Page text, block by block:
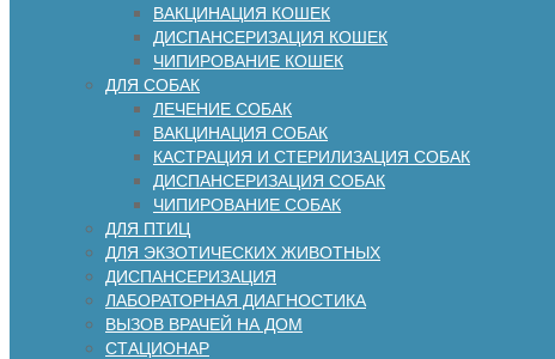
ВАКЦИНАЦИЯ КОШЕК
ДИСПАНСЕРИЗАЦИЯ КОШЕК
ЧИПИРОВАНИЕ КОШЕК
ДЛЯ СОБАК
ЛЕЧЕНИЕ СОБАК
ВАКЦИНАЦИЯ СОБАК
КАСТРАЦИЯ И СТЕРИЛИЗАЦИЯ СОБАК
ДИСПАНСЕРИЗАЦИЯ СОБАК
ЧИПИРОВАНИЕ СОБАК
ДЛЯ ПТИЦ
ДЛЯ ЭКЗОТИЧЕСКИХ ЖИВОТНЫХ
ДИСПАНСЕРИЗАЦИЯ
ЛАБОРАТОРНАЯ ДИАГНОСТИКА
ВЫЗОВ ВРАЧЕЙ НА ДОМ
СТАЦИОНАР